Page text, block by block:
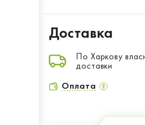
Доставка
По Харкову
доставки
Оплата